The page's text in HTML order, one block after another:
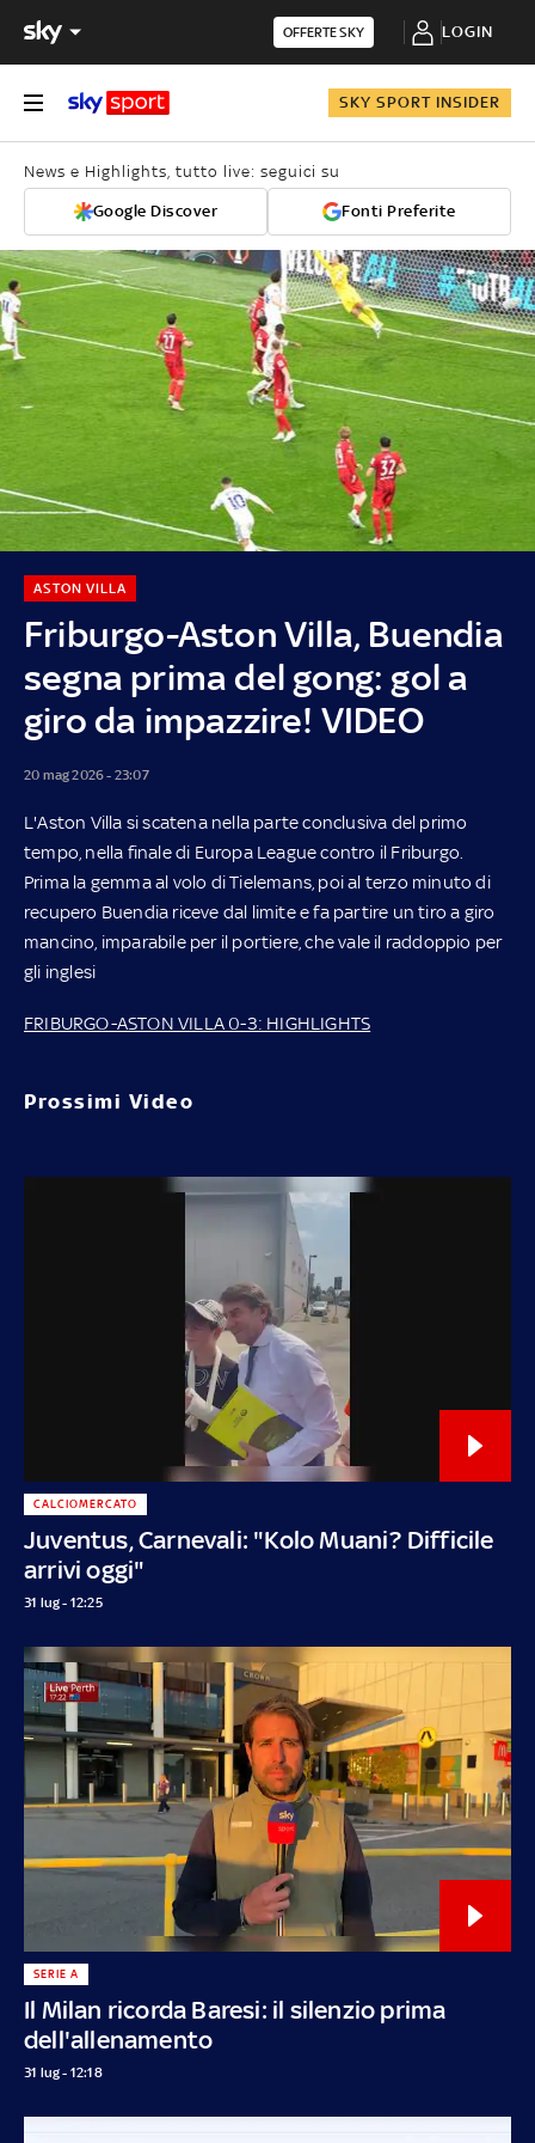
OFFERTE SKY LOGIN
SKY SPORT INSIDER
News e Highlights, tutto live: seguici su
Google Discover Fonti Preferite
Friburgo-Aston Villa, Buendia
segna prima del gong: gol a
giro da impazzire! VIDEO
ASTON VILLA
20 mag 2026 - 23:07
L'Aston Villa si scatena nella parte conclusiva del primo
tempo, nella finale di Europa League contro il Friburgo.
Prima la gemma al volo di Tielemans, poi al terzo minuto di
recupero Buendia riceve dal limite e fa partire un tiro a giro
mancino, imparabile per il portiere, che vale il raddoppio per
gli inglesi
FRIBURGO-ASTON VILLA 0-3: HIGHLIGHTS
Prossimi Video
Juventus, Carnevali: "Kolo Muani? Difficile
arrivi oggi"
CALCIOMERCATO
31 lug - 12:25
Il Milan ricorda Baresi: il silenzio prima
dell'allenamento
SERIE A
31 lug - 12:18